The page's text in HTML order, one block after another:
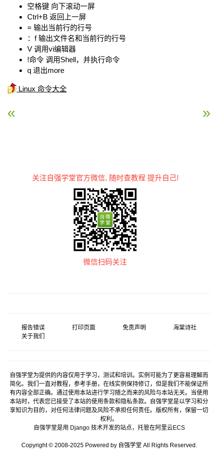
空格键 向下滚动一屏
Ctrl+B 返回上一屏
= 输出当前行的行号
：f 输出文件名和当前行的行号
V 调用vi编辑器
!命令 调用Shell，并执行命令
q 退出more
Linux 命令大全
« Linux mktemp命令 Linux mmove命令 »
关注自强学堂官方微信, 随时查教程 提升自己!
微信扫码关注
报告错误 打印页面 免责声明
海棠诗社
关于我们
自强学堂为提供的内容仅用于学习，测试和培训。实例可能为了更容易理解而
简化。我们一直对教程，参考手册，在线实例保持修订，但是我们不能保证所
有内容全部正确。通过使用本站进行学习随之而来的风险与本站无关。当使用
本站时，代表您已接受了本站的使用条款和隐私条款。自强学堂是以学习和分
享知识为目的，对任何法律问题及风险不承担任何责任。版权所有，保留一切
权利。
自强学堂是用 Django技术开发的站点，托管在阿里云ECS
Copyright © 2008-2025 Powered by 自强学堂 All Rights Reserved.